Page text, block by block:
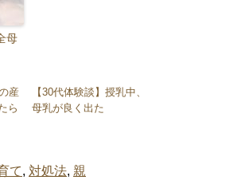
母
産
ら
【30代体験談】授乳中、
母乳が良く出た
て, 対処法, 親